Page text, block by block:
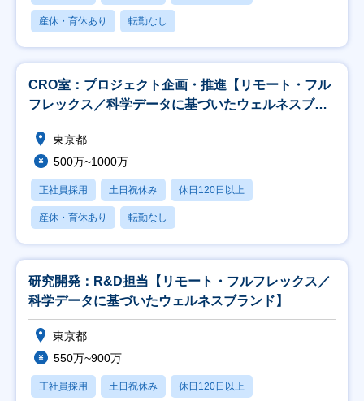
産休・育休あり 転勤なし
CRO室：プロジェクト企画・推進【リモート・フル
フレックス／科学データに基づいたウェルネスブラ
ンド】
東京都
500万~1000万
正社員採用 土日祝休み 休日120日以上
産休・育休あり 転勤なし
研究開発：R&D担当【リモート・フルフレックス／
科学データに基づいたウェルネスブランド】
東京都
550万~900万
正社員採用 土日祝休み 休日120日以上